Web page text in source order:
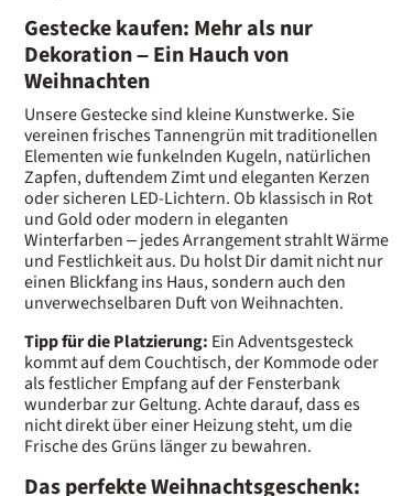
Gestecke kaufen: Mehr als nur
Dekoration – Ein Hauch von
Weihnachten
Unsere Gestecke sind kleine Kunstwerke. Sie
vereinen frisches Tannengrün mit traditionellen
Elementen wie funkelnden Kugeln, natürlichen
Zapfen, duftendem Zimt und eleganten Kerzen
oder sicheren LED-Lichtern. Ob klassisch in Rot
und Gold oder modern in eleganten
Winterfarben – jedes Arrangement strahlt Wärme
und Festlichkeit aus. Du holst Dir damit nicht nur
einen Blickfang ins Haus, sondern auch den
unverwechselbaren Duft von Weihnachten.
Tipp für die Platzierung: Ein Adventsgesteck
kommt auf dem Couchtisch, der Kommode oder
als festlicher Empfang auf der Fensterbank
wunderbar zur Geltung. Achte darauf, dass es
nicht direkt über einer Heizung steht, um die
Frische des Grüns länger zu bewahren.
Das perfekte Weihnachtsgeschenk: